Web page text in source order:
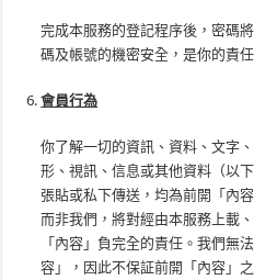
完成本服務的登記程序後，密碼
碼及帳號的機密安全，是你的責任
會員行為
你了解一切的資訊、資料、文字
形、視訊、信息或其他資料（以
張貼或私下傳送，均為前開「內
而非我們，將對經由本服務上載
「內容」負完全的責任。我們無
容」，因此不保証前開「內容」